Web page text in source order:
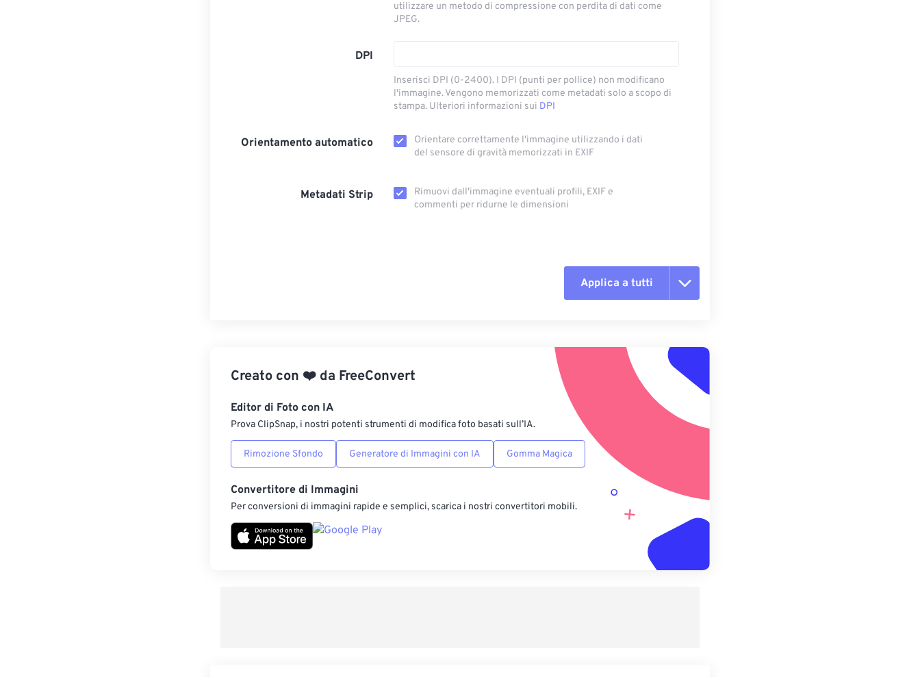
utilizzare un metodo di compressione con perdita di dati come
JPEG.
DPI
Inserisci DPI (0-2400). I DPI (punti per pollice) non modificano
l'immagine. Vengono memorizzati come metadati solo a scopo di
stampa. Ulteriori informazioni sui DPI
Orientamento automatico
Orientare correttamente l'immagine utilizzando i dati
del sensore di gravità memorizzati in EXIF
Metadati Strip
Rimuovi dall'immagine eventuali profili, EXIF ​​e
commenti per ridurne le dimensioni
Applica a tutti
Applica da preimpostazione
Salva come predefinito
Creato con ❤️ da FreeConvert
Editor di Foto con IA
Prova ClipSnap, i nostri potenti strumenti di modifica foto basati sull’IA.
Rimozione Sfondo Generatore di Immagini con IA Gomma Magica
Convertitore di Immagini
Per conversioni di immagini rapide e semplici, scarica i nostri convertitori mobili.